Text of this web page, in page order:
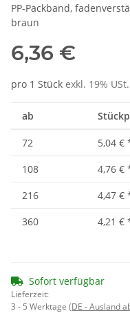
PP-Packband,
braun
6,36 €
pro 1 Stück exkl. 19%
ab
72 5,04 €
108
4,76 €
216
4,47 €
360
4,21 €
Sofort verfügbar
Lieferzeit:
3 - 5 Werktage (DE - Ausland